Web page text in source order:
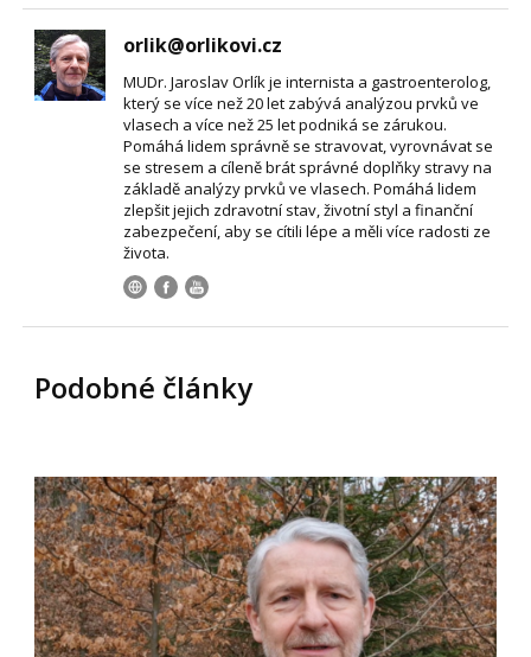
orlik@orlikovi.cz
MUDr. Jaroslav Orlík je internista a gastroenterolog,
který se více než 20 let zabývá analýzou prvků ve
vlasech a více než 25 let podniká se zárukou.
Pomáhá lidem správně se stravovat, vyrovnávat se
se stresem a cíleně brát správné doplňky stravy na
základě analýzy prvků ve vlasech. Pomáhá lidem
zlepšit jejich zdravotní stav, životní styl a finanční
zabezpečení, aby se cítili lépe a měli více radosti ze
života.
Podobné články